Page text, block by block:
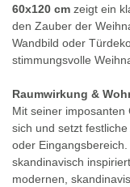
60x120 cm zeigt ein
den Zauber der
Wandbild oder
stimmungsvolle
Raumwirkung &
Mit seiner
sich und setzt
oder
skandinavisch
modernen,